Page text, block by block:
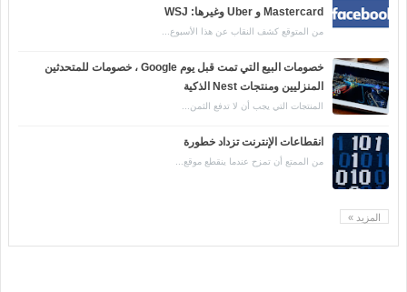
Mastercard و Uber وغيرها: WSJ
من المتوقع كشف النقاب عن هذا الأسبوع...
خصومات البيع التي تمت قبل يوم Google ، خصومات للمتحدثين
المنزليين ومنتجات Nest الذكية
المنتجات التي يجب أن لا تدفع الثمن...
انقطاعات الإنترنت تزداد خطورة
من الممتع أن تمزح عندما ينقطع موقع...
المزيد »